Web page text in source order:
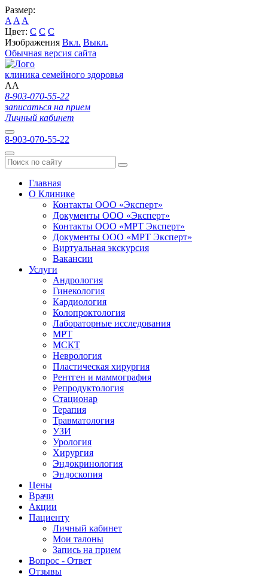
Размер:
A A A
Цвет: C C C
Изображения Вкл. Выкл.
Обычная версия сайта
клиника семейного здоровья
AA
8-903-070-55-22
записаться на прием
Личный кабинет
8-903-070-55-22
Главная
О Клинике
Контакты ООО «Эксперт»
Документы ООО «Эксперт»
Контакты ООО «МРТ Эксперт»
Документы ООО «МРТ Эксперт»
Виртуальная экскурсия
Вакансии
Услуги
Андрология
Гинекология
Кардиология
Колопроктология
Лабораторные исследования
МРТ
МСКТ
Неврология
Пластическая хирургия
Рентген и маммография
Репродуктология
Стационар
Терапия
Травматология
УЗИ
Урология
Хирургия
Эндокринология
Эндоскопия
Цены
Врачи
Акции
Пациенту
Личный кабинет
Мои талоны
Запись на прием
Вопрос - Ответ
Отзывы